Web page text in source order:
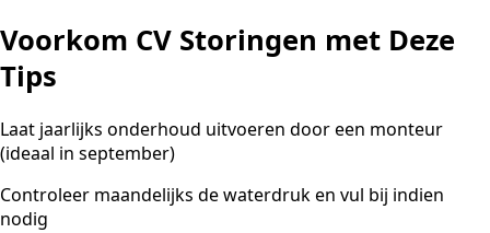
Voorkom CV Storingen met Deze
Tips
Laat jaarlijks onderhoud uitvoeren door een monteur
(ideaal in september)
Controleer maandelijks de waterdruk en vul bij indien
nodig